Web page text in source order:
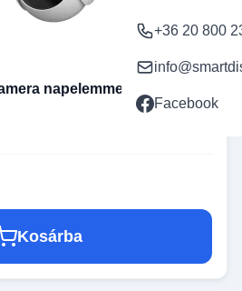
+36 20 800
Facebook
napelemmel Imou Cell
Kosárba